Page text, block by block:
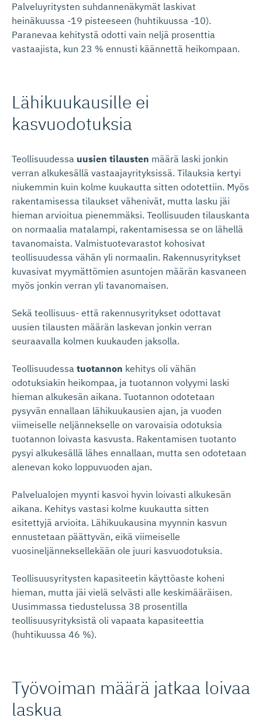
Palveluyritysten suhdannenäkymät laskivat
heinäkuussa -19 pisteeseen (huhtikuussa -10).
Paranevaa kehitystä odotti vain neljä prosenttia
vastaajista, kun 23 % ennusti käännettä heikompaan.
Lähikuukausille ei
kasvuodotuksia
Teollisuudessa uusien tilausten määrä laski jonkin
verran alkukesällä vastaajayrityksissä. Tilauksia kertyi
niukemmin kuin kolme kuukautta sitten odotettiin. Myös
rakentamisessa tilaukset vähenivät, mutta lasku jäi
hieman arvioitua pienemmäksi. Teollisuuden tilauskanta
on normaalia matalampi, rakentamisessa se on lähellä
tavanomaista. Valmistuotevarastot kohosivat
teollisuudessa vähän yli normaalin. Rakennusyritykset
kuvasivat myymättömien asuntojen määrän kasvaneen
myös jonkin verran yli tavanomaisen.
Sekä teollisuus- että rakennusyritykset odottavat
uusien tilausten määrän laskevan jonkin verran
seuraavalla kolmen kuukauden jaksolla.
Teollisuudessa tuotannon kehitys oli vähän
odotuksiakin heikompaa, ja tuotannon volyymi laski
hieman alkukesän aikana. Tuotannon odotetaan
pysyvän ennallaan lähikuukausien ajan, ja vuoden
viimeiselle neljännekselle on varovaisia odotuksia
tuotannon loivasta kasvusta. Rakentamisen tuotanto
pysyi alkukesällä lähes ennallaan, mutta sen odotetaan
alenevan koko loppuvuoden ajan.
Palvelualojen myynti kasvoi hyvin loivasti alkukesän
aikana. Kehitys vastasi kolme kuukautta sitten
esitettyjä arvioita. Lähikuukausina myynnin kasvun
ennustetaan päättyvän, eikä viimeiselle
vuosineljänneksellekään ole juuri kasvuodotuksia.
Teollisuusyritysten kapasiteetin käyttöaste koheni
hieman, mutta jäi vielä selvästi alle keskimääräisen.
Uusimmassa tiedustelussa 38 prosentilla
teollisuusyrityksistä oli vapaata kapasiteettia
(huhtikuussa 46 %).
Työvoiman määrä jatkaa loivaa
laskua